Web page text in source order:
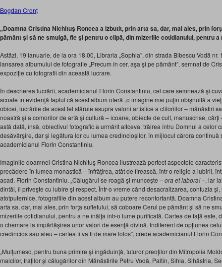
Bogdan Cronț
„Doamna Cristina Nichituş Roncea a izbutit, prin arta sa, dar, mai ales, prin
pământ şi să ne smulgă, fie şi pentru o clipă, din mizeriile cotidianului, pentru
Astăzi, 19 ianuarie, de la ora 18.00, Libraria „Sophia”, din strada Bibescu Vodă
lansarea albumului de fotografie „Precum în cer, aşa şi pe pământ”, semnat de
expoziţie cu fotografii din această lucrare.
În descrierea lucrării, academicianul Florin Constantiniu, cel care semnează şi
scoate în evidenţă faptul că acest album oferă „o imagine mai puţin obişnuită a
obicei, lucrările de acest fel stăruie asupra valorii artistice a ctitoriilor – mănăstiri
noastră şi a comorilor de artă şi cultură – icoane, obiecte de cult, manuscrise,
astă dată, însă, obiectivul fotografic a urmărit altceva: trăirea întru Domnul a celor
desăvârşire, dar şi legătura lor cu lumea credincioşilor, în mijlocul cărora continuă
academicianul Florin Constantiniu.
Imaginile doamnei Cristina Nichituş Roncea ilustrează perfect aspectele
precădere în lumea monastică – înfrăţirea, atât de firească, într-o religie a iubirii,
acad. Florin Constantiniu. „Călugărul se roagă şi munceşte –ora et labora!–, iar
dintâi, îl priveşte cu iubire şi respect. Într-o vreme când desacralizarea, confuzia
atotputernice, fotografiile din acest album au putere reconfortantă. Doamna
arta sa, dar, mai ales, prin forţa sufletului, să coboare Cerul pe pământ şi să ne
mizeriile cotidianului, pentru a ne înălţa într-o lume purificată. Cartea de faţă este,
o chemare la împărtăşirea unor valori de esenţă divină. Indiferent de opţiunea
credincios sau ateu – cartea îi va fi de mare folos”, crede academicianul Florin
„Mulţumesc, pentru buna primire şi îngăduinţă, tuturor preoţilor din Mitropolia
maicilor, fraţilor şi călugărilor din Mănăstirile Petru Vodă, Paltin, Sihla, Sihăstria,